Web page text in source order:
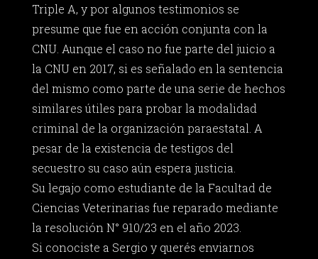
Triple A, y por algunos testimonios se
presume que fue en acción conjunta con la
CNU. Aunque el caso no fue parte del juicio a
la CNU en 2017, si es señalado en la sentencia
del mismo como parte de una serie de hechos
similares útiles para probar la modalidad
criminal de la organización paraestatal. A
pesar de la existencia de testigos del
secuestro su caso aún espera justicia.
Su legajo como estudiante de la Facultad de
Ciencias Veterinarias fue reparado mediante
la resolución N° 910/23 en el año 2023.
Si conociste a Sergio y querés enviarnos